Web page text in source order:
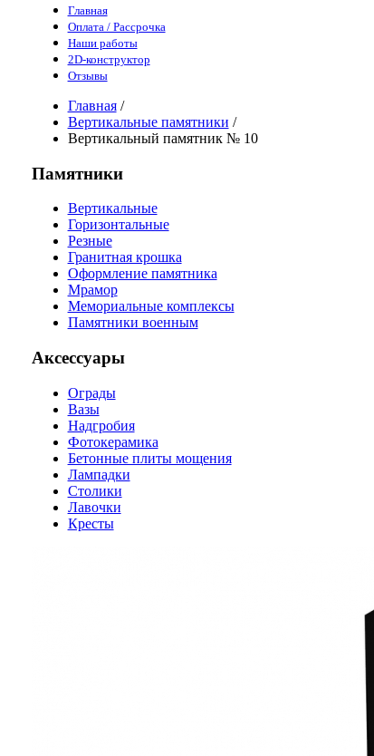
Главная
Оплата / Рассрочка
Наши работы
2D-конструктор
Отзывы
Главная /
Вертикальные памятники /
Вертикальный памятник № 10
Памятники
Вертикальные
Горизонтальные
Резные
Гранитная крошка
Оформление памятника
Мрамор
Мемориальные комплексы
Памятники военным
Аксессуары
Ограды
Вазы
Надгробия
Фотокерамика
Бетонные плиты мощения
Лампадки
Столики
Лавочки
Кресты